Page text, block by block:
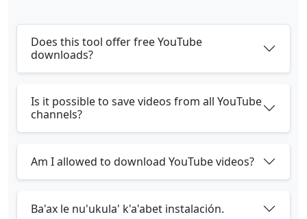
Does this tool offer free YouTube
downloads?
Is it possible to save videos from all YouTube
channels?
Am I allowed to download YouTube videos?
Ba'ax le nu'ukula' k'a'abet instalación.